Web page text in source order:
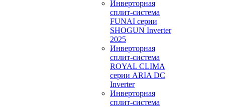
Инверторная
сплит-система
FUNAI серии
SHOGUN Inverter
2025
Инверторная
сплит-система
ROYAL CLIMA
серии ARIA DC
Inverter
Инверторная
сплит-система